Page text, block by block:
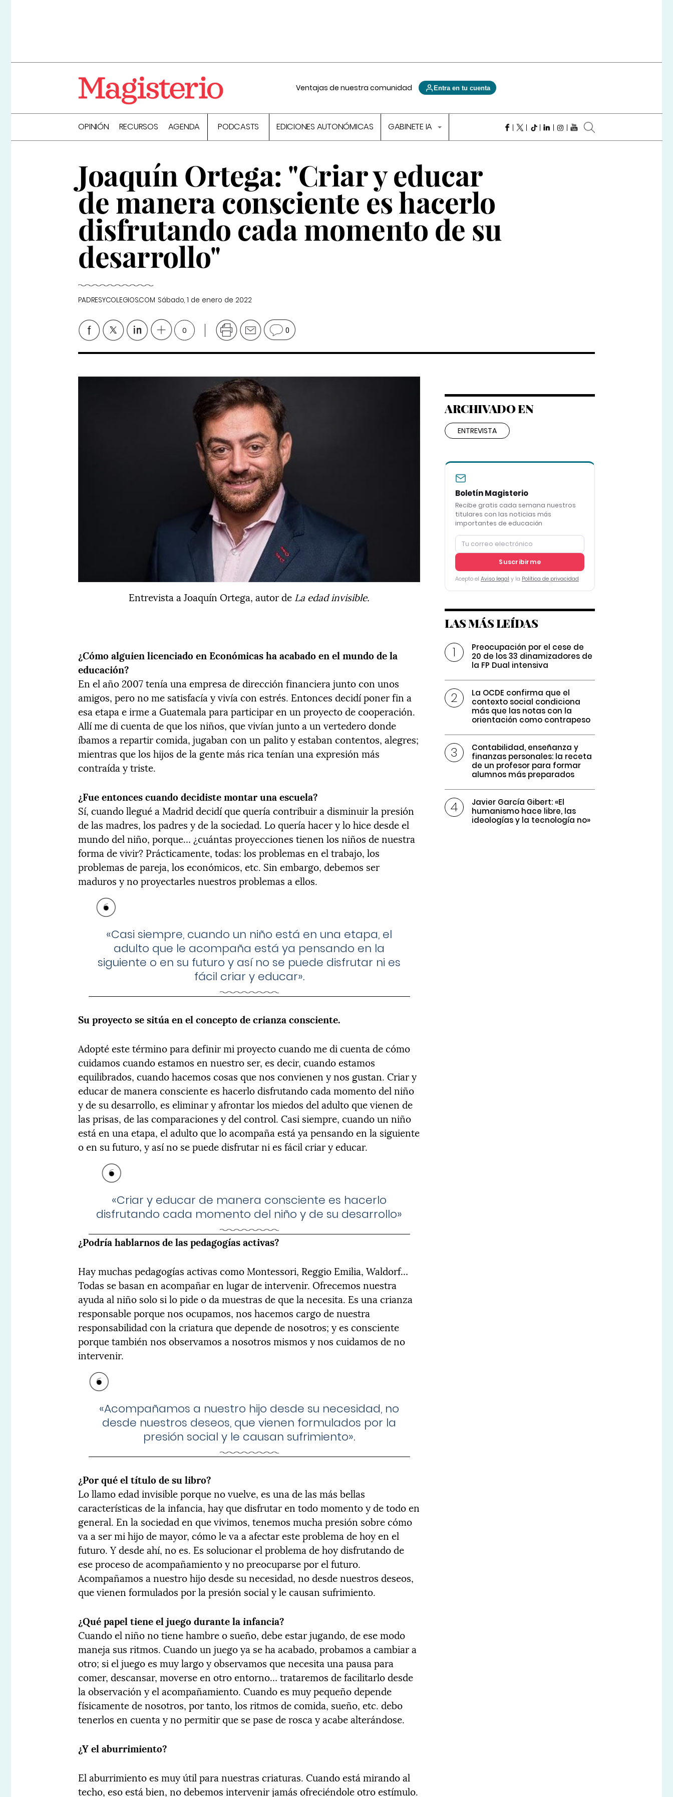
Ventajas de nuestra comunidad Entra en tu cuenta
OPINIÓN RECURSOS AGENDA PODCASTS EDICIONES AUTONÓMICAS GABINETE IA
Joaquín Ortega: "Criar y educar
de manera consciente es hacerlo
disfrutando cada momento de su
desarrollo"
PADRESYCOLEGIOS.COM Sábado, 1 de enero de 2022
0 0
Entrevista a Joaquín Ortega, autor de La edad invisible.
¿Cómo alguien licenciado en Económicas ha acabado en el mundo de la
educación?
En el año 2007 tenía una empresa de dirección financiera junto con unos
amigos, pero no me satisfacía y vivía con estrés. Entonces decidí poner fin a
esa etapa e irme a Guatemala para participar en un proyecto de cooperación.
Allí me di cuenta de que los niños, que vivían junto a un vertedero donde
íbamos a repartir comida, jugaban con un palito y estaban contentos, alegres;
mientras que los hijos de la gente más rica tenían una expresión más
contraída y triste.
¿Fue entonces cuando decidiste montar una escuela?
Sí, cuando llegué a Madrid decidí que quería contribuir a disminuir la presión
de las madres, los padres y de la sociedad. Lo quería hacer y lo hice desde el
mundo del niño, porque… ¿cuántas proyecciones tienen los niños de nuestra
forma de vivir? Prácticamente, todas: los problemas en el trabajo, los
problemas de pareja, los económicos, etc. Sin embargo, debemos ser
maduros y no proyectarles nuestros problemas a ellos.
«Casi siempre, cuando un niño está en una etapa, el
adulto que le acompaña está ya pensando en la
siguiente o en su futuro y así no se puede disfrutar ni es
fácil criar y educar».
Su proyecto se sitúa en el concepto de crianza consciente.
Adopté este término para definir mi proyecto cuando me di cuenta de cómo
cuidamos cuando estamos en nuestro ser, es decir, cuando estamos
equilibrados, cuando hacemos cosas que nos convienen y nos gustan. Criar y
educar de manera consciente es hacerlo disfrutando cada momento del niño
y de su desarrollo, es eliminar y afrontar los miedos del adulto que vienen de
las prisas, de las comparaciones y del control. Casi siempre, cuando un niño
está en una etapa, el adulto que lo acompaña está ya pensando en la siguiente
o en su futuro, y así no se puede disfrutar ni es fácil criar y educar.
«Criar y educar de manera consciente es hacerlo
disfrutando cada momento del niño y de su desarrollo»
¿Podría hablarnos de las pedagogías activas?
Hay muchas pedagogías activas como Montessori, Reggio Emilia, Waldorf…
Todas se basan en acompañar en lugar de intervenir. Ofrecemos nuestra
ayuda al niño solo si lo pide o da muestras de que la necesita. Es una crianza
responsable porque nos ocupamos, nos hacemos cargo de nuestra
responsabilidad con la criatura que depende de nosotros; y es consciente
porque también nos observamos a nosotros mismos y nos cuidamos de no
intervenir.
«Acompañamos a nuestro hijo desde su necesidad, no
desde nuestros deseos, que vienen formulados por la
presión social y le causan sufrimiento».
¿Por qué el título de su libro?
Lo llamo edad invisible porque no vuelve, es una de las más bellas
características de la infancia, hay que disfrutar en todo momento y de todo en
general. En la sociedad en que vivimos, tenemos mucha presión sobre cómo
va a ser mi hijo de mayor, cómo le va a afectar este problema de hoy en el
futuro. Y desde ahí, no es. Es solucionar el problema de hoy disfrutando de
ese proceso de acompañamiento y no preocuparse por el futuro.
Acompañamos a nuestro hijo desde su necesidad, no desde nuestros deseos,
que vienen formulados por la presión social y le causan sufrimiento.
¿Qué papel tiene el juego durante la infancia?
Cuando el niño no tiene hambre o sueño, debe estar jugando, de ese modo
maneja sus ritmos. Cuando un juego ya se ha acabado, probamos a cambiar a
otro; si el juego es muy largo y observamos que necesita una pausa para
comer, descansar, moverse en otro entorno… trataremos de facilitarlo desde
la observación y el acompañamiento. Cuando es muy pequeño depende
físicamente de nosotros, por tanto, los ritmos de comida, sueño, etc. debo
tenerlos en cuenta y no permitir que se pase de rosca y acabe alterándose.
¿Y el aburrimiento?
El aburrimiento es muy útil para nuestras criaturas. Cuando está mirando al
techo, eso está bien, no debemos intervenir jamás ofreciéndole otro estímulo.
ARCHIVADO EN
ENTREVISTA
Boletín Magisterio
Recibe gratis cada semana nuestros
titulares con las noticias más
importantes de educación
Suscribirme
Acepto el Aviso legal y la Política de privacidad
LAS MÁS LEÍDAS
Preocupación por el cese de
20 de los 33 dinamizadores de
la FP Dual intensiva
La OCDE confirma que el
contexto social condiciona
más que las notas con la
orientación como contrapeso
Contabilidad, enseñanza y
finanzas personales: la receta
de un profesor para formar
alumnos más preparados
Javier García Gibert: «El
humanismo hace libre, las
ideologías y la tecnología no»